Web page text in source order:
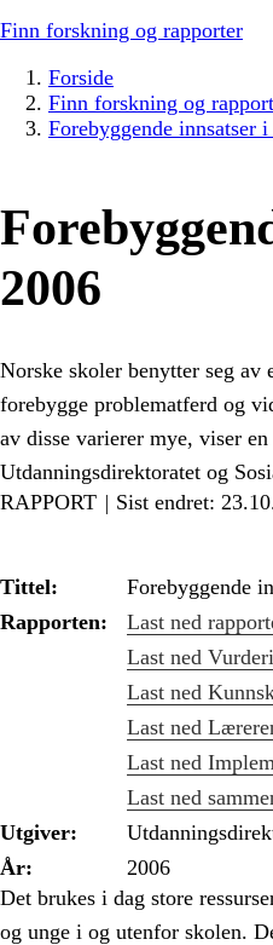
Finn forskning og rapporter
Forside
Finn forskning og
Forebyggende innsatser
2006
Norske skoler benytter seg
forebygge problematferd og
av disse varierer mye, viser
Utdanningsdirektoratet og
RAPPORT
Sist endret:
Tittel:
Forebyggende
Rapporten:
Last ned
Last ned
Last ned
Last ned
Last ned
Last ned
Utgiver:
År:
2006
Det brukes i dag store
og unge i og utenfor skolen.